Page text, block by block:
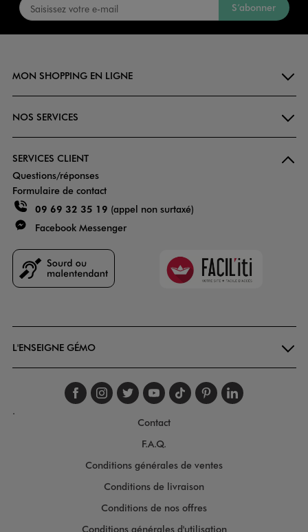
S’abonner
MON SHOPPING EN LIGNE
NOS SERVICES
SERVICES CLIENT
Questions/réponses
Formulaire de contact
09 69 32 35 19 (appel non surtaxé)
Facebook Messenger
Faciliti
L'ENSEIGNE GÉMO
Suivez-nous sur
Suivez-nous sur
Suivez-nous sur
Suivez-nous
Suivez-nous
Suivez-
.
Contact
F.A.Q.
Conditions générales de ventes
Conditions de livraison
Conditions de nos offres
Conditions générales d'utilisation